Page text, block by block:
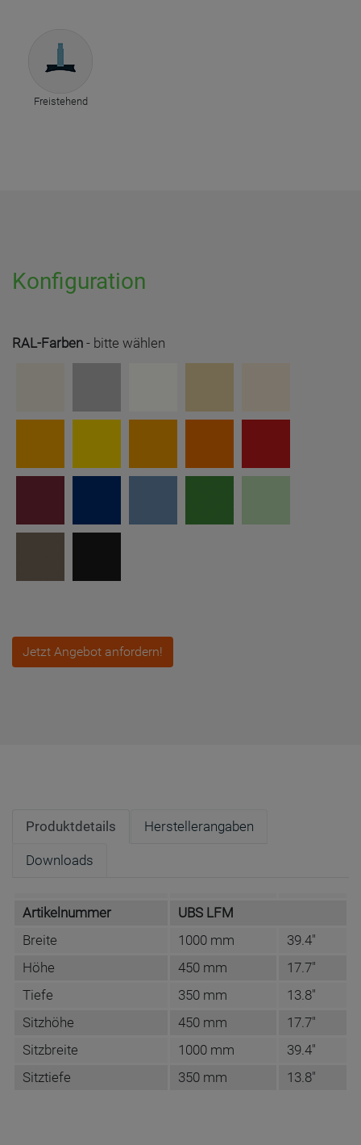
Freistehend
Konfiguration
RAL-Farben - bitte wählen
Jetzt Angebot anfordern!
Produktdetails Herstellerangaben
Downloads
Artikelnummer
UBS LFM
Breite
1000 mm
39.4"
Höhe
450 mm
17.7"
Tiefe
350 mm
13.8"
Sitzhöhe
450 mm
17.7"
Sitzbreite
1000 mm
39.4"
Sitztiefe
350 mm 13.8"